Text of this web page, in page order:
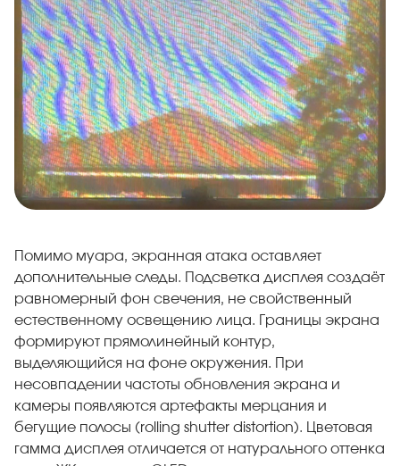
Помимо муара, экранная атака оставляет
дополнительные следы. Подсветка дисплея создаёт
равномерный фон свечения, не свойственный
естественному освещению лица. Границы экрана
формируют прямолинейный контур,
выделяющийся на фоне окружения. При
несовпадении частоты обновления экрана и
камеры появляются артефакты мерцания и
бегущие полосы (rolling shutter distortion). Цветовая
гамма дисплея отличается от натурального оттенка